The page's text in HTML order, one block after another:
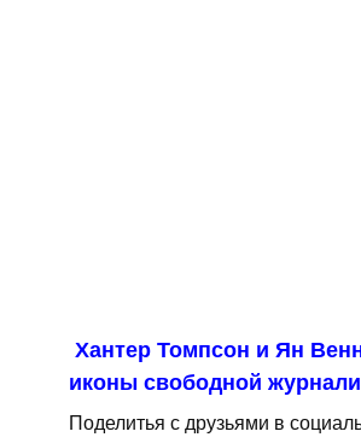
Хантер Томпсон и Ян
иконы свободной
Поделитья с друзьями в